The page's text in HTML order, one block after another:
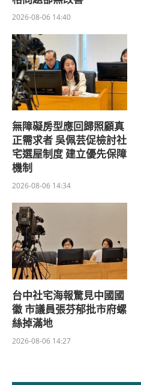
2026-08-06 14:40
無障礙房型應回歸照顧真
正需求者 吳佩芸促檢討社
宅選屋制度 建立優先保障
機制
2026-08-06 14:34
台中社宅海報驚見中國國
徽 市議員張芬郁批市府螺
絲掉滿地
2026-08-06 14:27